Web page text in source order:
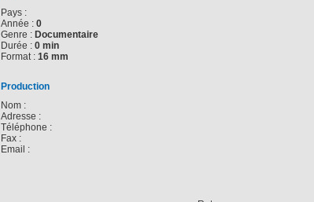
Pays :
Année : 0
Genre : Documentaire
Durée : 0 min
Format : 16 mm
Production
Nom :
Adresse :
Téléphone :
Fax :
Email :